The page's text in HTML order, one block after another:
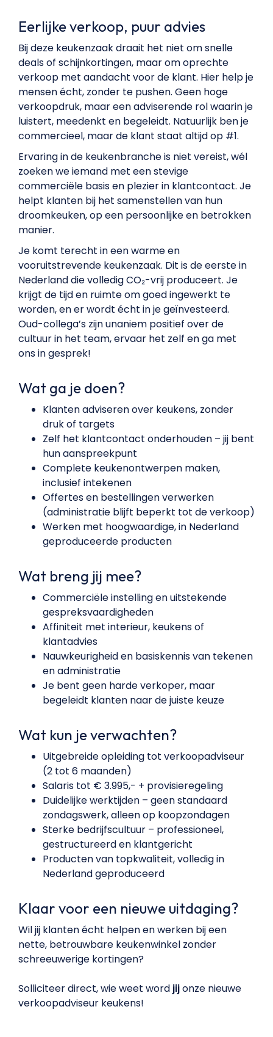
Eerlijke verkoop, puur advies
Bij deze keukenzaak draait het niet om snelle
deals of schijnkortingen, maar om oprechte
verkoop met aandacht voor de klant. Hier help je
mensen écht, zonder te pushen. Geen hoge
verkoopdruk, maar een adviserende rol waarin je
luistert, meedenkt en begeleidt. Natuurlijk ben je
commercieel, maar de klant staat altijd op #1.
Ervaring in de keukenbranche is niet vereist, wél
zoeken we iemand met een stevige
commerciële basis en plezier in klantcontact. Je
helpt klanten bij het samenstellen van hun
droomkeuken, op een persoonlijke en betrokken
manier.
Je komt terecht in een warme en
vooruitstrevende keukenzaak. Dit is de eerste in
Nederland die volledig CO₂-vrij produceert. Je
krijgt de tijd en ruimte om goed ingewerkt te
worden, en er wordt écht in je geïnvesteerd.
Oud-collega’s zijn unaniem positief over de
cultuur in het team, ervaar het zelf en ga met
ons in gesprek!
Wat ga je doen?
Klanten adviseren over keukens, zonder
druk of targets
Zelf het klantcontact onderhouden – jij bent
hun aanspreekpunt
Complete keukenontwerpen maken,
inclusief intekenen
Offertes en bestellingen verwerken
(administratie blijft beperkt tot de verkoop)
Werken met hoogwaardige, in Nederland
geproduceerde producten
Wat breng jij mee?
Commerciële instelling en uitstekende
gespreksvaardigheden
Affiniteit met interieur, keukens of
klantadvies
Nauwkeurigheid en basiskennis van tekenen
en administratie
Je bent geen harde verkoper, maar
begeleidt klanten naar de juiste keuze
Wat kun je verwachten?
Uitgebreide opleiding tot verkoopadviseur
(2 tot 6 maanden)
Salaris tot € 3.995,- + provisieregeling
Duidelijke werktijden – geen standaard
zondagswerk, alleen op koopzondagen
Sterke bedrijfscultuur – professioneel,
gestructureerd en klantgericht
Producten van topkwaliteit, volledig in
Nederland geproduceerd
Klaar voor een nieuwe uitdaging?
Wil jij klanten écht helpen en werken bij een
nette, betrouwbare keukenwinkel zonder
schreeuwerige kortingen?
Solliciteer direct, wie weet word jijonze nieuwe
verkoopadviseur keukens!